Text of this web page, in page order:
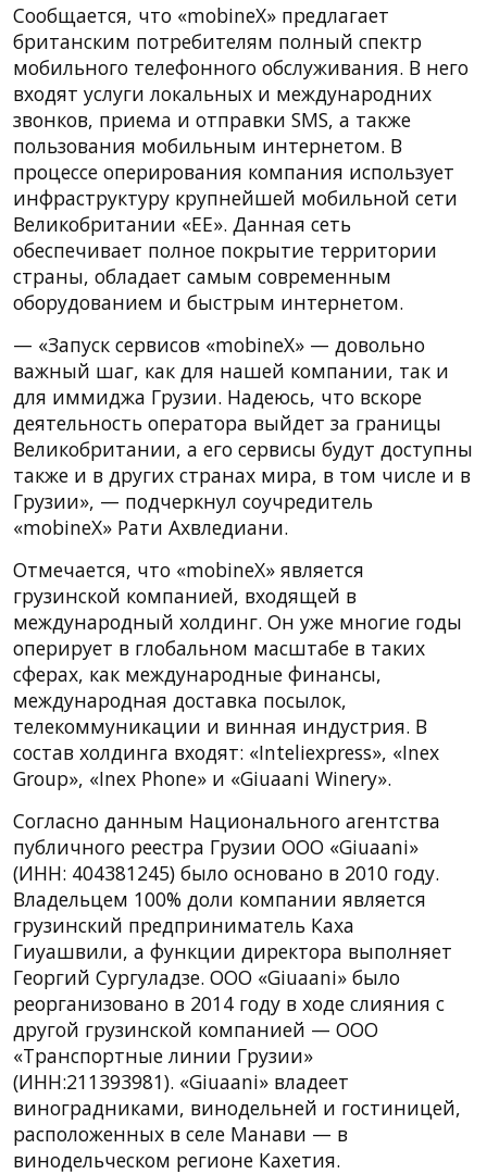
Сообщается, что «mobineX» предлагает
британским потребителям полный спектр
мобильного телефонного обслуживания. В него
входят услуги локальных и международних
звонков, приема и отправки SMS, а также
пользования мобильным интернетом. В
процессе оперирования компания использует
инфраструктуру крупнейшей мобильной сети
Великобритании «EE». Данная сеть
обеспечивает полное покрытие территории
страны, обладает самым современным
оборудованием и быстрым интернетом.
— «Запуск сервисов «mobineX» — довольно
важный шаг, как для нашей компании, так и
для иммиджа Грузии. Надеюсь, что вскоре
деятельность оператора выйдет за границы
Великобритании, а его сервисы будут доступны
также и в других странах мира, в том числе и в
Грузии», — подчеркнул соучредитель
«mobineX» Рати Ахвледиани.
Отмечается, что «mobineX» является
грузинской компанией, входящей в
международный холдинг. Он уже многие годы
оперирует в глобальном масштабе в таких
сферах, как международные финансы,
международная доставка посылок,
телекоммуникации и винная индустрия. В
состав холдинга входят: «Inteliexpress», «Inex
Group», «Inex Phone» и «Giuaani Winery».
Согласно данным Национального агентства
публичного реестра Грузии ООО «Giuaani»
(ИНН: 404381245) было основано в 2010 году.
Владельцем 100% доли компании является
грузинский предприниматель Каха
Гиуашвили, а функции директора выполняет
Георгий Сургуладзе. ООО «Giuaani» было
реорганизовано в 2014 году в ходе слияния с
другой грузинской компанией — ООО
«Транспортные линии Грузии»
(ИНН:211393981). «Giuaani» владеет
виноградниками, винодельней и гостиницей,
расположенных в селе Манави — в
винодельческом регионе Кахетия.